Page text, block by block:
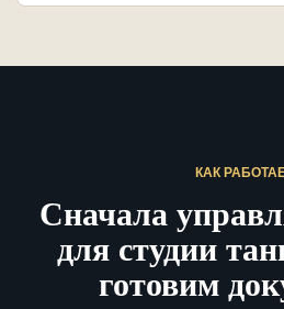
КАК
Сначала
для студии
готовим